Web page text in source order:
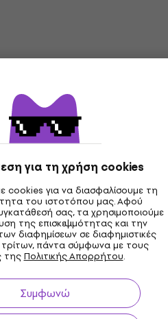
για τη χρήση cookies
cookies για να διασφαλίσουμε τη
του ιστοτόπου μας. Αφού
σας, τα χρησιμοποιούμε
της επισκεψιμότητας και την
διαφημίσεων σε διαφημιστικές
πάντα σύμφωνα με τους
τηςΠολιτικής Απορρήτου.
Συμφωνώ